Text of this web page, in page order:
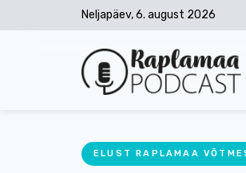
Neljapäev, 6. august 2026
ELUST RAPLAMAA